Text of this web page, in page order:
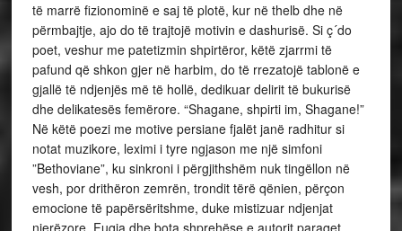
të marrë fizionominë e saj të plotë, kur në thelb dhe në
përmbajtje, ajo do të trajtojë motivin e dashurisë. Si ç´do
poet, veshur me patetizmin shpirtëror, këtë zjarrmi të
pafund që shkon gjer në harbim, do të rrezatojë tablonë e
gjallë të ndjenjës më të hollë, dedikuar delirit të bukurisë
dhe delikatesës femërore. “Shagane, shpirti im, Shagane!”
Në këtë poezi me motive persiane fjalët janë radhitur si
notat muzikore, leximi i tyre ngjason me një simfoni
”Bethoviane”, ku sinkroni i përgjithshëm nuk tingëllon në
vesh, por drithëron zemrën, trondit tërë qënien, përçon
emocione të papërsëritshme, duke mistizuar ndjenjat
njerëzore. Fuqia dhe bota shprehëse e autorit paraqet